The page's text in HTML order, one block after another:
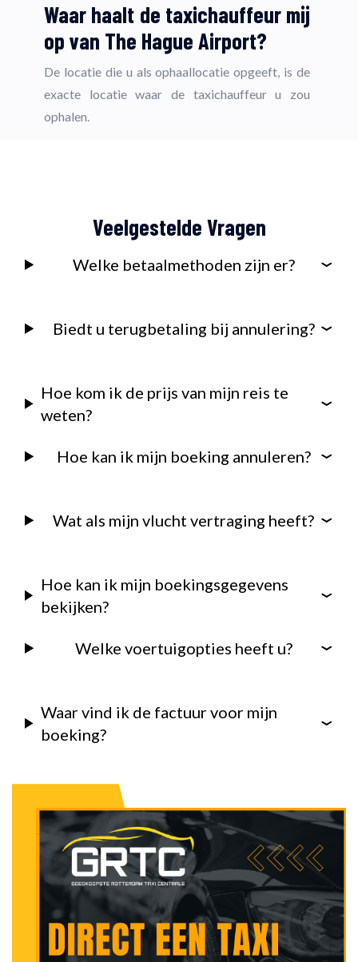
Waar haalt de taxichauffeur mij
op van The Hague Airport?
De locatie die u als ophaallocatie opgeeft, is de
exacte locatie waar de taxichauffeur u zou
ophalen.
Veelgestelde Vragen
Welke betaalmethoden zijn er?
Biedt u terugbetaling bij annulering?
Hoe kom ik de prijs van mijn reis te
weten?
Hoe kan ik mijn boeking annuleren?
Wat als mijn vlucht vertraging heeft?
Hoe kan ik mijn boekingsgegevens
bekijken?
Welke voertuigopties heeft u?
Waar vind ik de factuur voor mijn
boeking?